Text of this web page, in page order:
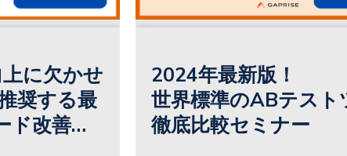
に欠かせ
奨する最
ド改善施
2024年最新版！
世界標準のABテスト
徹底比較セミナー